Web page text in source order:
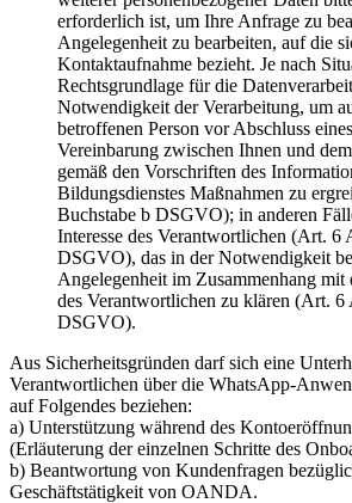
erforderlich ist, um Ihre Anfrage zu
Angelegenheit zu bearbeiten, auf die
Kontaktaufnahme bezieht. Je nach
Rechtsgrundlage für die
Notwendigkeit der Verarbeitung, um
betroffenen Person vor Abschluss
Vereinbarung zwischen Ihnen und
gemäß den Vorschriften des
Bildungsdienstes Maßnahmen zu
Buchstabe b DSGVO); in anderen
Interesse des Verantwortlichen (Art. 6
DSGVO), das in der Notwendigkeit
Angelegenheit im Zusammenhang mit
des Verantwortlichen zu klären (Art. 6
DSGVO).
Aus Sicherheitsgründen darf sich eine
Verantwortlichen über die WhatsApp-
auf Folgendes beziehen:
a) Unterstützung während des
(Erläuterung der einzelnen Schritte des
b) Beantwortung von Kundenfragen
Geschäftstätigkeit von OANDA.